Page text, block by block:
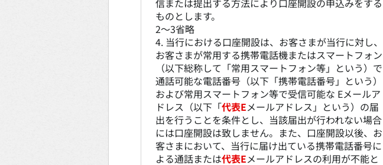
信または提出する方法により口座開設の申込みをする
ものとします。
2～3省略
4. 当行における口座開設は、お客さまが当行に対し、
お客さまが常用する携帯電話機またはスマートフォン
（以下総称して「常用スマートフォン等」という）で
通話可能な電話番号（以下「携帯電話番号」という）
および常用スマートフォン等で受信可能な Eメールア
ドレス（以下「代表Eメールアドレス」という）の届
出を行うことを条件とし、当該届出が行われない場合
には口座開設は致しません。また、口座開設以後、お
客さまにおいて、当行に届け出ている携帯電話番号に
よる通話または代表Eメールアドレスの利用が不能と